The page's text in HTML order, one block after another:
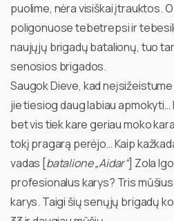
puolime, nėra visiškai įtrauktos.
poligonuose tebetrepsi ir
naujųjų brigadų batalionų, tuo
senosios brigados.
Saugok Dieve, kad
jie tiesiog daug labiau
bet vis tiek kare geriau moko
tokį pragarą perėjo… Kaip
vadas [batalione „Aidar“] Zola
profesionalus karys? Tris
karys. Taigi šių senųjų brigadų